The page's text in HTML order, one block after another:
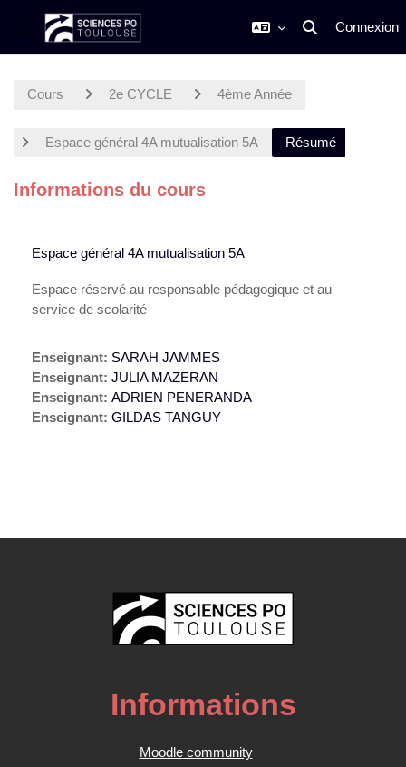
Panneau latéral Activer/
Connexion
Cours 2e CYCLE 4ème Année
Espace général 4A mutualisation 5A Résumé
Informations du cours
Espace général 4A mutualisation 5A
Espace réservé au responsable pédagogique et au
service de scolarité
Enseignant: SARAH JAMMES
Enseignant: JULIA MAZERAN
Enseignant: ADRIEN PENERANDA
Enseignant: GILDAS TANGUY
Informations
Moodle community